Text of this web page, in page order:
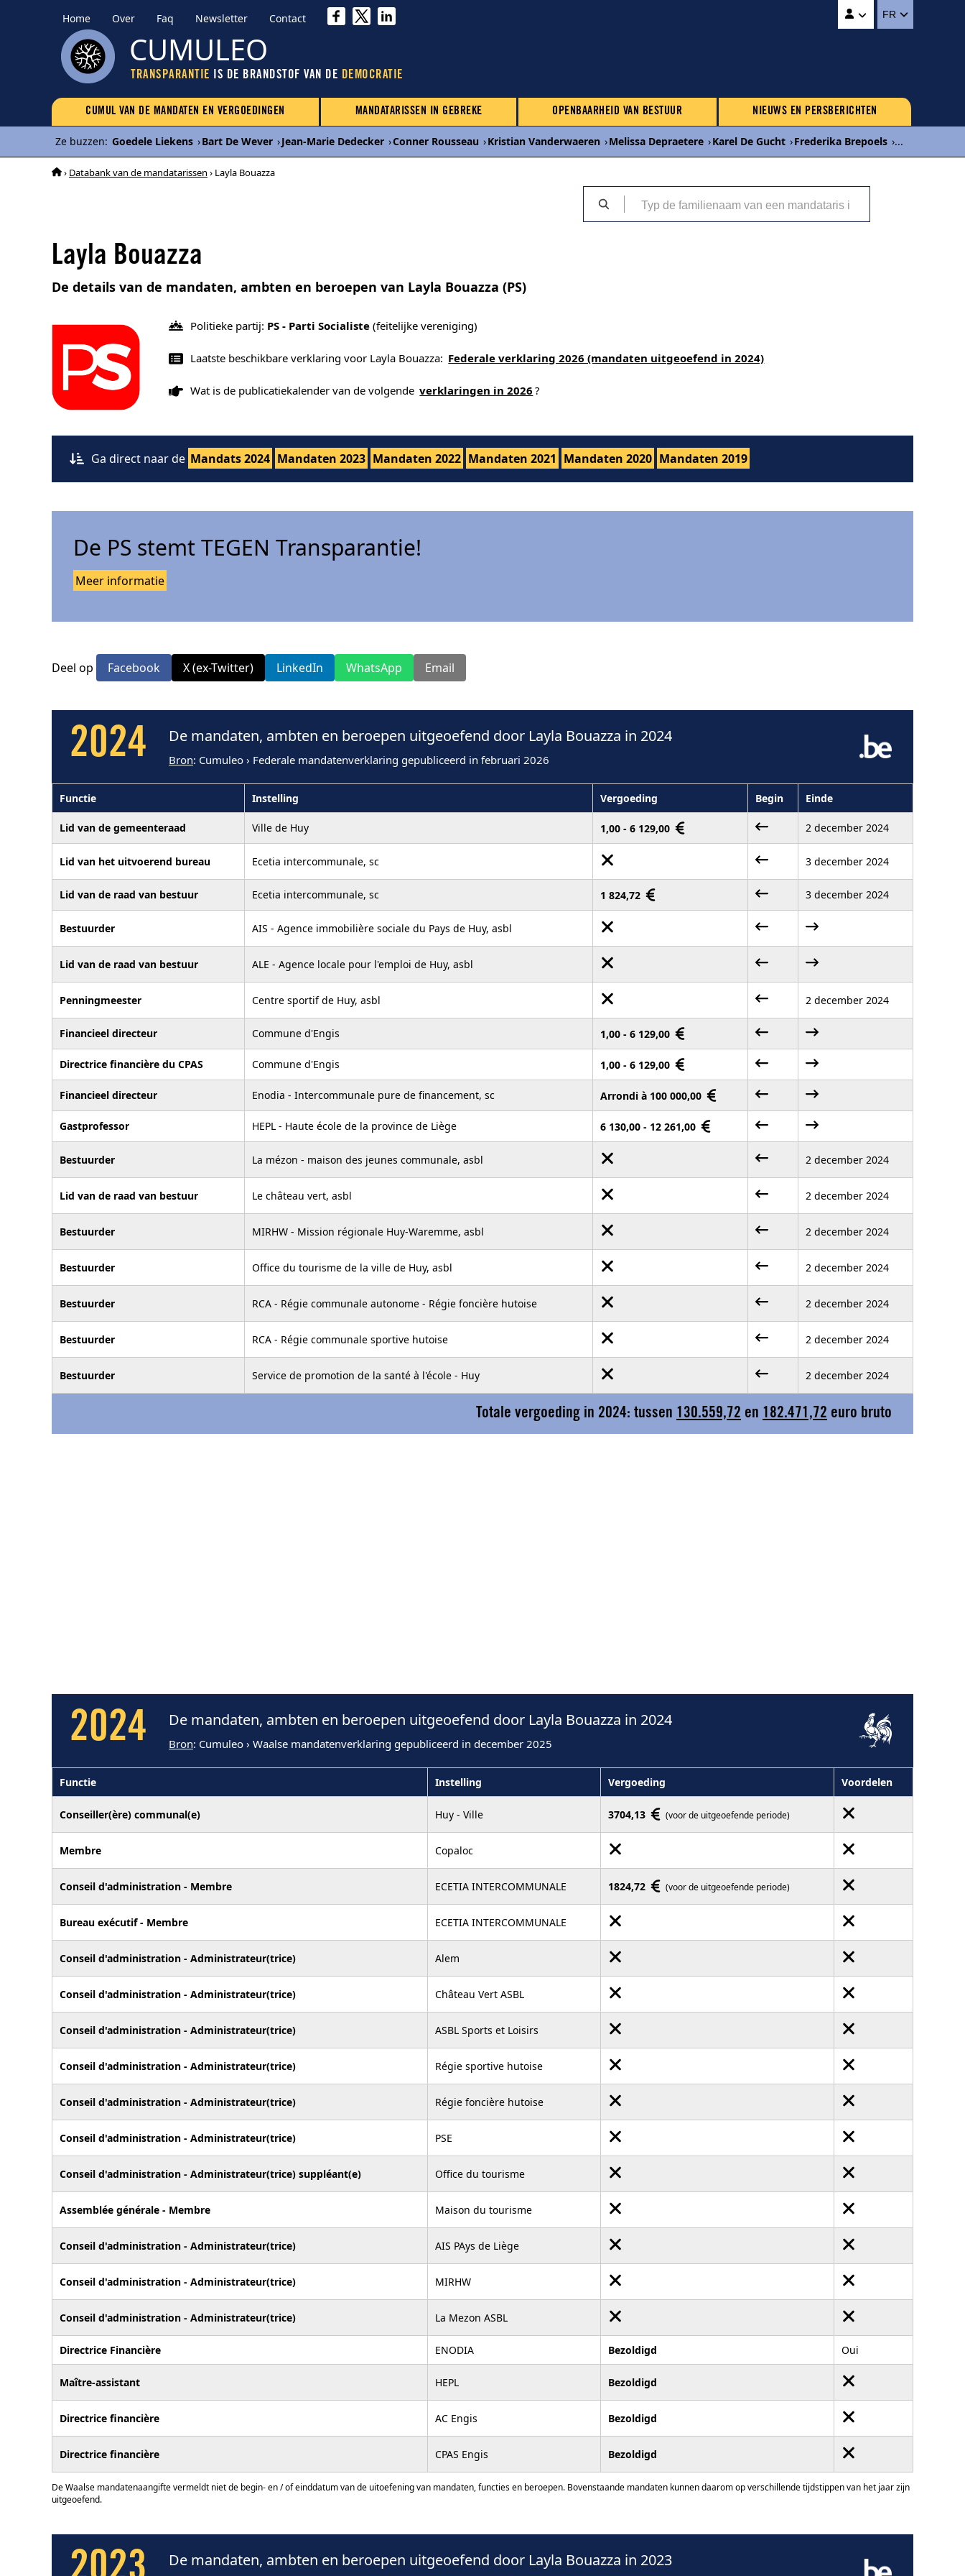
Home Over Faq Newsletter Contact FR
CUMULEO
TRANSPARANTIE IS DE BRANDSTOF VAN DE DEMOCRATIE
CUMUL VAN DE MANDATEN EN VERGOEDINGEN MANDATARISSEN IN GEBREKE OPENBAARHEID VAN BESTUUR NIEUWS EN PERSBERICHTEN
Ze buzzen: Goedele Liekens ›Bart De Wever ›Jean-Marie Dedecker ›Conner Rousseau ›Kristian Vanderwaeren ›Melissa Depraetere ›Karel De Gucht ›Frederika Brepoels ›...
› Databank van de mandatarissen › Layla Bouazza
Layla Bouazza
De details van de mandaten, ambten en beroepen van Layla Bouazza (PS)
Politieke partij: PS - Parti Socialiste (feitelijke vereniging)
Laatste beschikbare verklaring voor Layla Bouazza: Federale verklaring 2026 (mandaten uitgeoefend in 2024)
Wat is de publicatiekalender van de volgende verklaringen in 2026 ?
Ga direct naar de Mandats 2024 Mandaten 2023 Mandaten 2022 Mandaten 2021 Mandaten 2020 Mandaten 2019
De PS stemt TEGEN Transparantie!
Meer informatie
Deel op Facebook X (ex-Twitter) LinkedIn WhatsApp Email
2024 De mandaten, ambten en beroepen uitgeoefend door Layla Bouazza in 2024
Bron: Cumuleo › Federale mandatenverklaring gepubliceerd in februari 2026
Functie Instelling Vergoeding Begin Einde
Lid van de gemeenteraad Ville de Huy 1,00 - 6 129,00 2 december 2024
Lid van het uitvoerend bureau Ecetia intercommunale, sc 3 december 2024
Lid van de raad van bestuur Ecetia intercommunale, sc 1 824,72 3 december 2024
Bestuurder AIS - Agence immobilière sociale du Pays de Huy, asbl
Lid van de raad van bestuur ALE - Agence locale pour l'emploi de Huy, asbl
Penningmeester Centre sportif de Huy, asbl 2 december 2024
Financieel directeur Commune d'Engis 1,00 - 6 129,00
Directrice financière du CPAS Commune d'Engis 1,00 - 6 129,00
Financieel directeur Enodia - Intercommunale pure de financement, sc Arrondi à 100 000,00
Gastprofessor HEPL - Haute école de la province de Liège 6 130,00 - 12 261,00
Bestuurder La mézon - maison des jeunes communale, asbl 2 december 2024
Lid van de raad van bestuur Le château vert, asbl 2 december 2024
Bestuurder MIRHW - Mission régionale Huy-Waremme, asbl 2 december 2024
Bestuurder Office du tourisme de la ville de Huy, asbl 2 december 2024
Bestuurder RCA - Régie communale autonome - Régie foncière hutoise 2 december 2024
Bestuurder RCA - Régie communale sportive hutoise 2 december 2024
Bestuurder Service de promotion de la santé à l'école - Huy 2 december 2024
Totale vergoeding in 2024: tussen 130.559,72 en 182.471,72 euro bruto
2024 De mandaten, ambten en beroepen uitgeoefend door Layla Bouazza in 2024
Bron: Cumuleo › Waalse mandatenverklaring gepubliceerd in december 2025
Functie Instelling Vergoeding Voordelen
Conseiller(ère) communal(e) Huy - Ville 3704,13 (voor de uitgeoefende periode)
Membre Copaloc
Conseil d'administration - Membre ECETIA INTERCOMMUNALE 1824,72 (voor de uitgeoefende periode)
Bureau exécutif - Membre ECETIA INTERCOMMUNALE
Conseil d'administration - Administrateur(trice) Alem
Conseil d'administration - Administrateur(trice) Château Vert ASBL
Conseil d'administration - Administrateur(trice) ASBL Sports et Loisirs
Conseil d'administration - Administrateur(trice) Régie sportive hutoise
Conseil d'administration - Administrateur(trice) Régie foncière hutoise
Conseil d'administration - Administrateur(trice) PSE
Conseil d'administration - Administrateur(trice) suppléant(e) Office du tourisme
Assemblée générale - Membre Maison du tourisme
Conseil d'administration - Administrateur(trice) AIS PAys de Liège
Conseil d'administration - Administrateur(trice) MIRHW
Conseil d'administration - Administrateur(trice) La Mezon ASBL
Directrice Financière ENODIA Bezoldigd Oui
Maître-assistant HEPL Bezoldigd
Directrice financière AC Engis Bezoldigd
Directrice financière CPAS Engis Bezoldigd
De Waalse mandatenaangifte vermeldt niet de begin- en / of einddatum van de uitoefening van mandaten, functies en beroepen. Bovenstaande mandaten kunnen daarom op verschillende tijdstippen van het jaar zijn
uitgeoefend.
De mandaten, ambten en beroepen uitgeoefend door Layla Bouazza in 2023